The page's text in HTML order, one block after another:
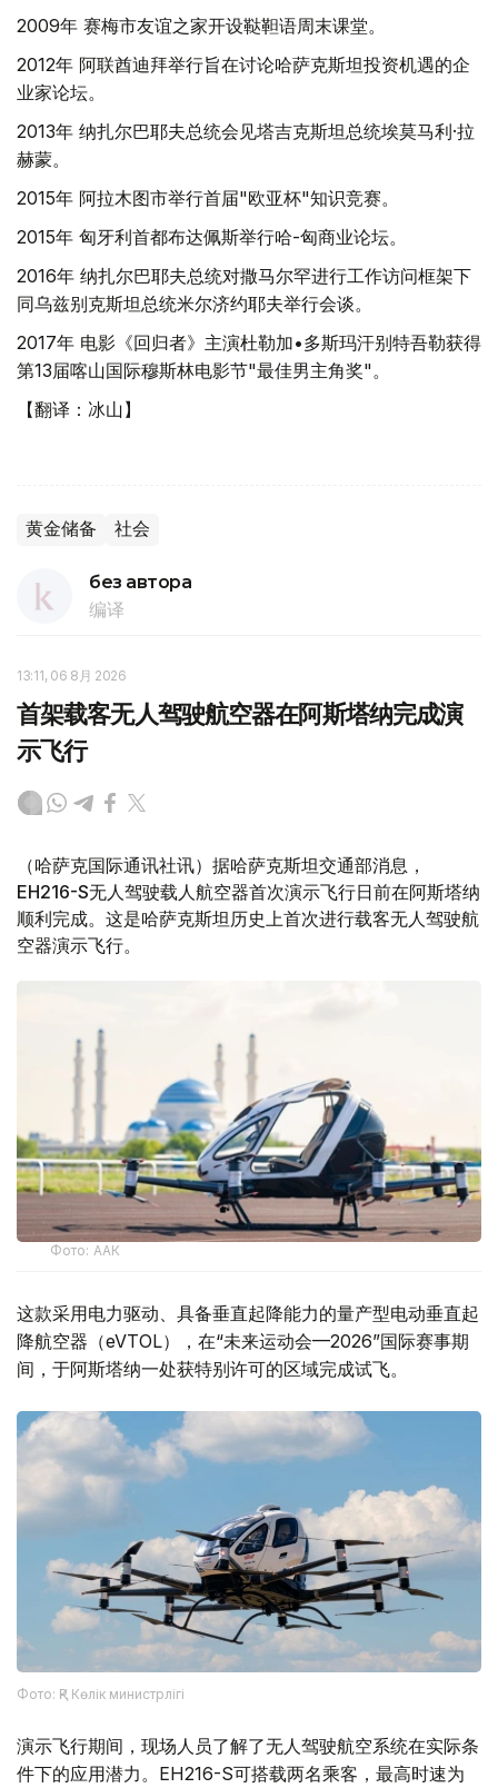
2009年 赛梅市友谊之家开设鞑靼语周末课堂。
2012年 阿联酋迪拜举行旨在讨论哈萨克斯坦投资机遇的企
业家论坛。
2013年 纳扎尔巴耶夫总统会见塔吉克斯坦总统埃莫马利·拉
赫蒙。
2015年 阿拉木图市举行首届"欧亚杯"知识竞赛。
2015年 匈牙利首都布达佩斯举行哈-匈商业论坛。
2016年 纳扎尔巴耶夫总统对撒马尔罕进行工作访问框架下
同乌兹别克斯坦总统米尔济约耶夫举行会谈。
2017年 电影《回归者》主演杜勒加•多斯玛汗别特吾勒获得
第13届喀山国际穆斯林电影节"最佳男主角奖"。
【翻译：冰山】
黄金储备 社会
без автора
编译
13:11, 06 8月 2026
首架载客无人驾驶航空器在阿斯塔纳完成演
示飞行
（哈萨克国际通讯社讯）据哈萨克斯坦交通部消息，
EH216-S无人驾驶载人航空器首次演示飞行日前在阿斯塔纳
顺利完成。这是哈萨克斯坦历史上首次进行载客无人驾驶航
空器演示飞行。
Фото: ААК
这款采用电力驱动、具备垂直起降能力的量产型电动垂直起
降航空器（eVTOL），在“未来运动会—2026”国际赛事期
间，于阿斯塔纳一处获特别许可的区域完成试飞。
Фото: ҚР Көлік министрлігі
演示飞行期间，现场人员了解了无人驾驶航空系统在实际条
件下的应用潜力。EH216-S可搭载两名乘客，最高时速为